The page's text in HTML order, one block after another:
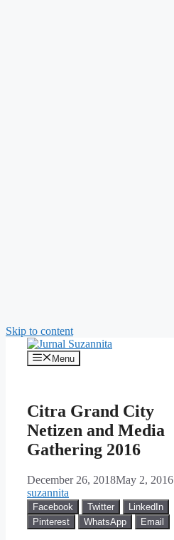
Skip to content
Menu
Citra Grand City
Netizen and Media
Gathering 2016
December 26, 2018May 2, 2016
suzannita
Facebook Twitter
LinkedIn
Pinterest
WhatsApp Email